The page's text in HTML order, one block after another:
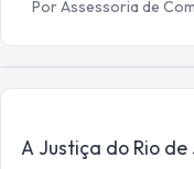
Por Assessoria de
A Justiça do Rio